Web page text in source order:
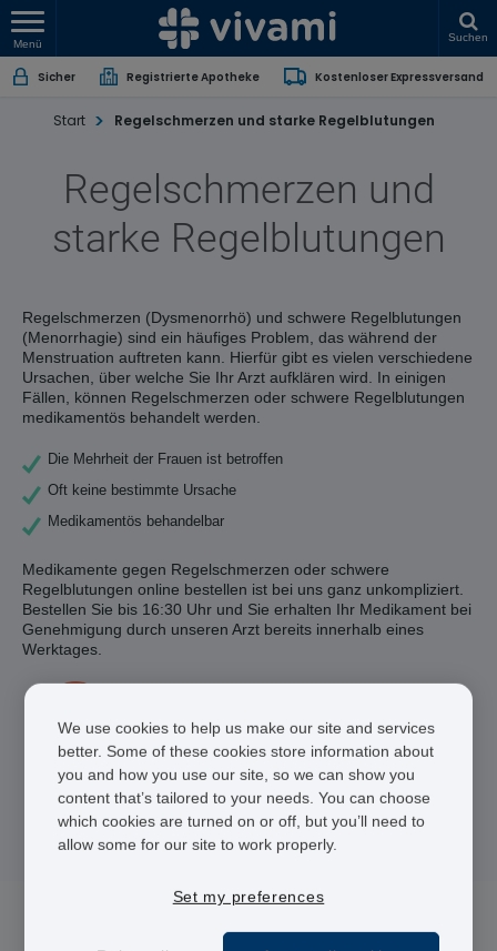
Menü
Suchen
Sicher Registrierte Apotheke Kostenloser Expressversand
Start Regelschmerzen und starke Regelblutungen
Regelschmerzen und
starke Regelblutungen
Regelschmerzen (Dysmenorrhö) und schwere Regelblutungen
(Menorrhagie) sind ein häufiges Problem, das während der
Menstruation auftreten kann. Hierfür gibt es vielen verschiedene
Ursachen, über welche Sie Ihr Arzt aufklären wird. In einigen
Fällen, können Regelschmerzen oder schwere Regelblutungen
medikamentös behandelt werden.
Die Mehrheit der Frauen ist betroffen
Oft keine bestimmte Ursache
Medikamentös behandelbar
Medikamente gegen Regelschmerzen oder schwere
Regelblutungen online bestellen ist bei uns ganz unkompliziert.
Bestellen Sie bis 16:30 Uhr und Sie erhalten Ihr Medikament bei
Genehmigung durch unseren Arzt bereits innerhalb eines
Werktages.
24 h Lieferung
Sichere Bezahlung
We use cookies to help us make our site and services
better. Some of these cookies store information about
you and how you use our site, so we can show you
content that’s tailored to your needs. You can choose
which cookies are turned on or off, but you’ll need to
allow some for our site to work properly.
Set my preferences